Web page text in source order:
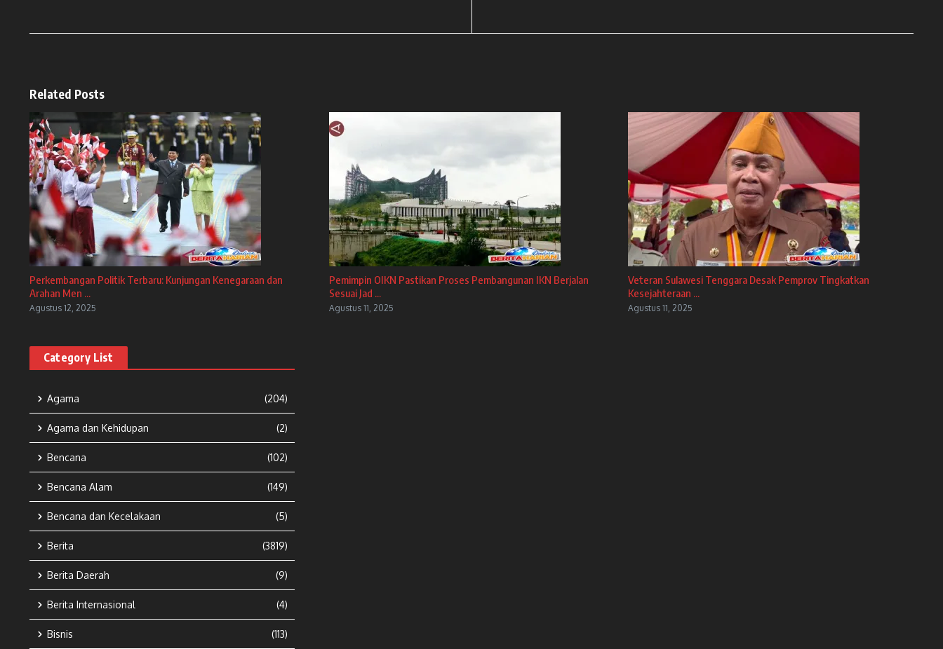
Related Posts
Perkembangan Politik Terbaru: Kunjungan Kenegaraan dan
Arahan Men ...
Agustus 12, 2025
Pemimpin OIKN Pastikan Proses Pembangunan IKN Berjalan
Sesuai Jad ...
Agustus 11, 2025
Veteran Sulawesi Tenggara Desak Pemprov Tingkatkan
Kesejahteraan ...
Agustus 11, 2025
Category List
Agama (204)
Agama dan Kehidupan (2)
Bencana (102)
Bencana Alam (149)
Bencana dan Kecelakaan (5)
Berita (3819)
Berita Daerah (9)
Berita Internasional (4)
Bisnis (113)